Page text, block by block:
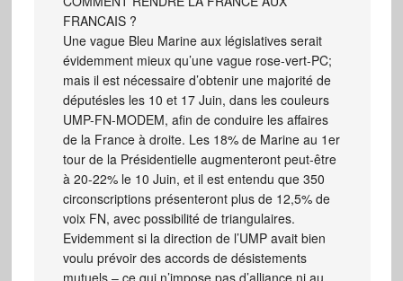
FRANCAIS ?
Une vague Bleu Marine aux législatives serait
évidemment mieux qu’une vague rose-vert-PC;
mais il est nécessaire d’obtenir une majorité de
députésles les 10 et 17 Juin, dans les couleurs
UMP-FN-MODEM, afin de conduire les affaires
de la France à droite. Les 18% de Marine au 1er
tour de la Présidentielle augmenteront peut-être
à 20-22% le 10 Juin, et il est entendu que 350
circonscriptions présenteront plus de 12,5% de
voix FN, avec possibilité de triangulaires.
Evidemment si la direction de l’UMP avait bien
voulu prévoir des accords de désistements
mutuels – ce qui n’impose pas d’alliance ni au